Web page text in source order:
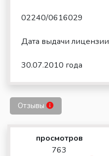
02240/0616029
Дата выдачи лицензии
30.07.2010 года
Отзывы
просмотров
763